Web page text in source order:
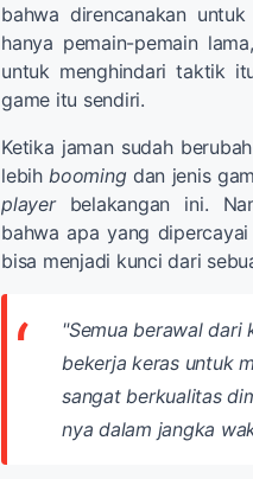
bahwa direncanakan
hanya pemain-pemain
untuk menghindari taktik
game itu sendiri.
Ketika jaman sudah
lebih boomingdan jenis
playerbelakangan ini.
bahwa apa yang
bisa menjadi kunci dari
"Semua berawal dari
bekerja keras untuk
sangat berkualitas
nya dalam jangka